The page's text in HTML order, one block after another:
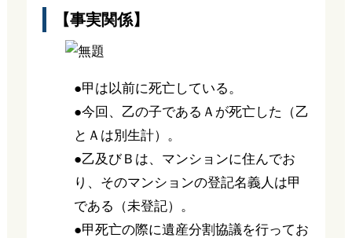
【事実関係】
●甲は以前に死亡している。
●今回、乙の子であるＡが死亡した（乙
とＡは別生計）。
●乙及びＢは、マンションに住んでお
り、そのマンションの登記名義人は甲
である（未登記）。
●甲死亡の際に遺産分割協議を行ってお